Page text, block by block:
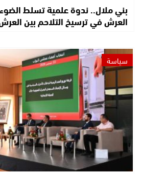
بني ملال.. ندوة علمية تسلط
العرش في ترسيخ التلاحم بين
سياسة